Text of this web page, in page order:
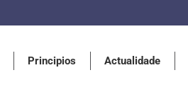
Principios Actualidade
Principios Actualidade